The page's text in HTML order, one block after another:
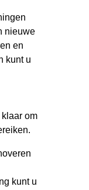
nieuwe
en
kunt u
om
kunt u